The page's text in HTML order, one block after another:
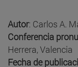
Autor: Carlos A.
Conferencia
Herrera, Valencia
Fecha de